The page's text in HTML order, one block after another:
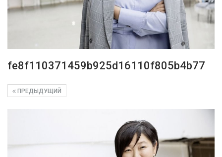
fe8f110371459b925d16110f805b4b77
ПРЕДЫДУЩИЙ